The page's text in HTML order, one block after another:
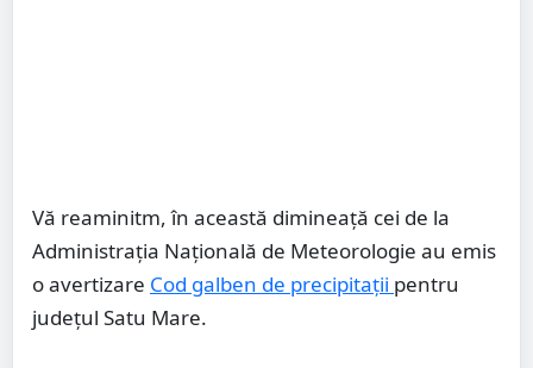
Vă reaminitm, în această dimineață cei de la
Administrația Națională de Meteorologie au emis
o avertizare Cod galben de precipitații pentru
județul Satu Mare.